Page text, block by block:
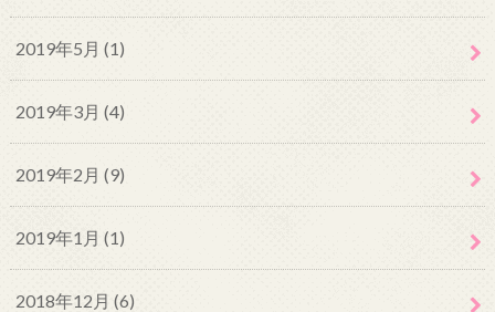
2019年5月 (1)
2019年3月 (4)
2019年2月 (9)
2019年1月 (1)
2018年12月 (6)